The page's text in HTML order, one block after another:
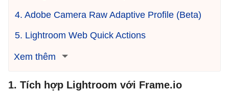
4. Adobe Camera Raw Adaptive Profile (Beta)
5. Lightroom Web Quick Actions
Xem thêm
1. Tích hợp Lightroom với Frame.io